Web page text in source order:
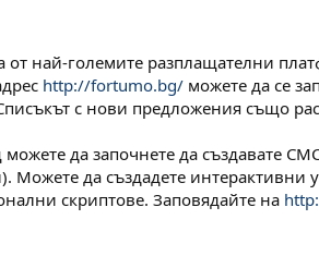
от най-големите разплащателни
http://fortumo.bg/ можете да се
с нови предложения също
да започнете да създавате
Можете да създадете интерактивни
скриптове. Заповядайте на